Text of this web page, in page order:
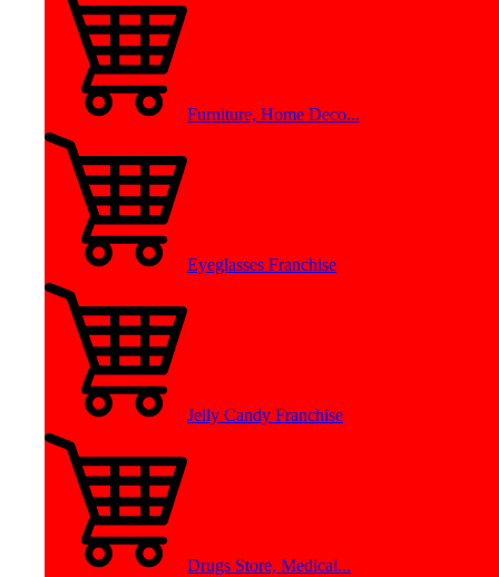
Furniture, Home Deco...
Eyeglasses Franchise
Jelly Candy Franchise
Drugs Store, Medical...